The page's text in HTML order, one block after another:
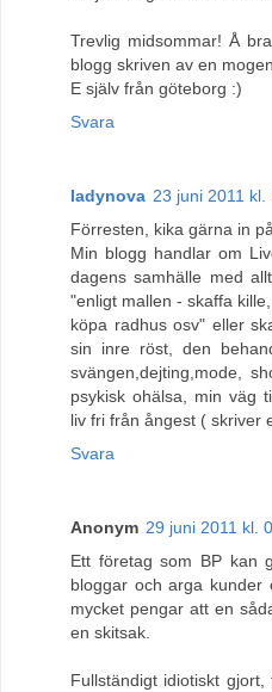
Trevlig midsommar! Å
blogg skriven av en
E själv från göteborg :)
Svara
ladynova 23 juni 2011 kl.
Förresten, kika gärna in
Min blogg handlar om
dagens samhälle med
"enligt mallen - skaffa
köpa radhus osv" eller
sin inre röst, den
svängen,dejting,mode,
psykisk ohälsa, min väg
liv fri från ångest ( skriver
Svara
Anonym 29 juni 2011 kl.
Ett företag som BP kan
bloggar och arga
mycket pengar att en
en skitsak.
Fullständigt idiotiskt